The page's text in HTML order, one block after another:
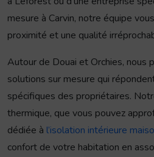
mesure à Carvin, notre équipe
proximité et une qualité
Autour de Douai et Orchies, nous
solutions sur mesure qui
spécifiques des propriétaires.
thermique, que vous pouvez
dédiée à l’isolation intérieure
confort de votre habitation en